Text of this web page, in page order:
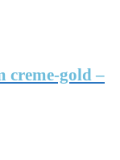
creme-gold –